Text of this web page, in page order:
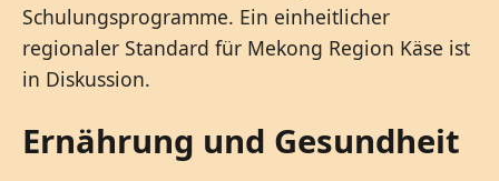
Schulungsprogramme. Ein einheitlicher
regionaler Standard für Mekong Region Käse ist
in Diskussion.
Ernährung und Gesundheit